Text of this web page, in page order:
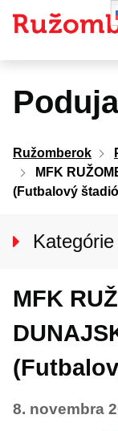
Ružomberok
MFK
(Futbalový
Kino Kultúra
Divadlo
Turistika
MFK
8. novembra